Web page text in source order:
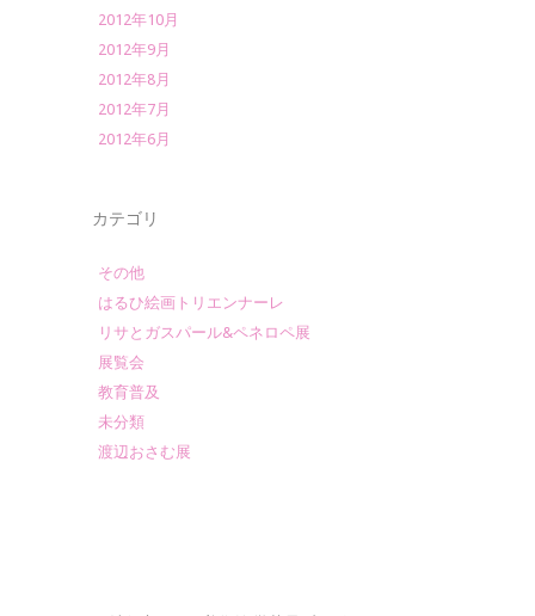
2012年10月
2012年9月
2012年8月
2012年7月
2012年6月
カテゴリ
その他
はるひ絵画トリエンナーレ
リサとガスパール&ペネロペ展
展覧会
教育普及
未分類
渡辺おさむ展